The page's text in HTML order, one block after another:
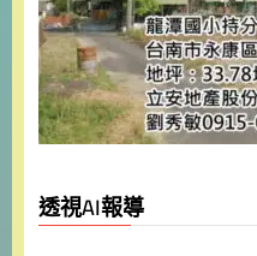
透視AI報導